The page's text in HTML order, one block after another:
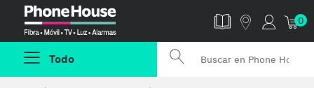
0
Todo